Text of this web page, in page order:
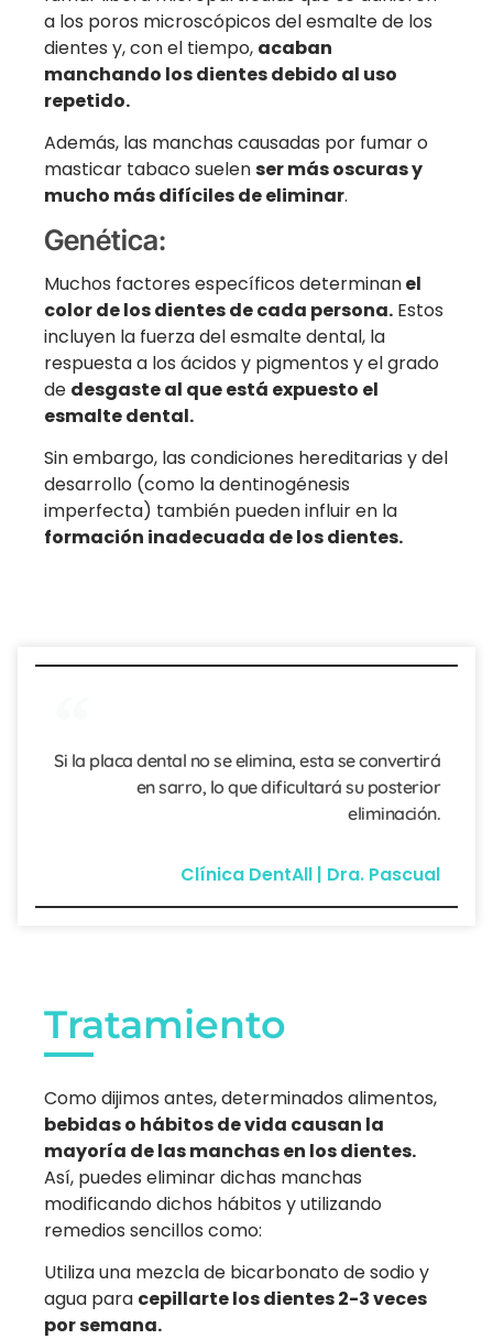
a los poros microscópicos del esmalte de los
dientes y, con el tiempo, acaban
manchando los dientes debido al uso
repetido.
Además, las manchas causadas por fumar o
masticar tabaco suelenser más oscuras y
mucho más difíciles de eliminar.
Genética:
Muchos factores específicos determinanel
color de los dientes de cada persona. Estos
incluyen la fuerza del esmalte dental, la
respuesta a los ácidos y pigmentos y el grado
de desgaste al que está expuesto el
esmalte dental.
Sin embargo, las condiciones hereditarias y del
desarrollo (como la dentinogénesis
imperfecta) también pueden influir en la
formación inadecuada de los dientes.
Si la placa dental no se elimina, esta se convertirá
en sarro, lo que dificultará su posterior
eliminación.
Clínica DentAll | Dra. Pascual
Tratamiento
Como dijimos antes, determinados alimentos,
bebidas o hábitos de vida causan la
mayoría de las manchas en los dientes.
Así, puedes eliminar dichas manchas
modificando dichos hábitos y utilizando
remedios sencillos como:
Utiliza una mezcla de bicarbonato de sodio y
agua para cepillarte los dientes 2-3 veces
por semana.